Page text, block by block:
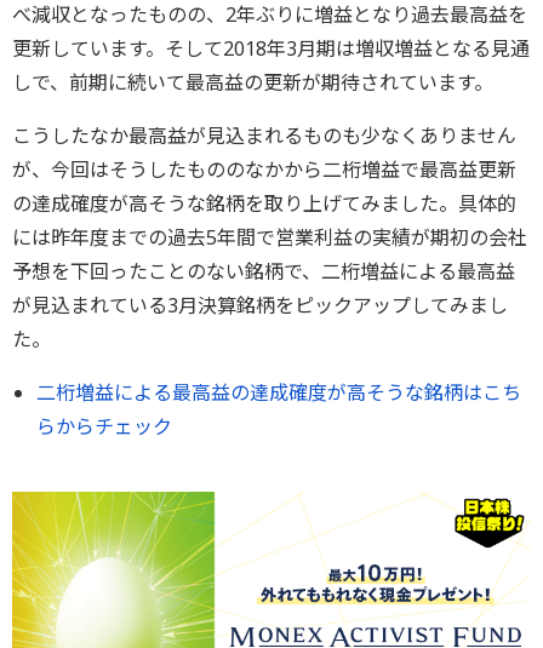
べ減収となったものの、2年ぶりに増益となり過去最高益を
更新しています。そして2018年3月期は増収増益となる見通
しで、前期に続いて最高益の更新が期待されています。
こうしたなか最高益が見込まれるものも少なくありません
が、今回はそうしたもののなかから二桁増益で最高益更新
の達成確度が高そうな銘柄を取り上げてみました。具体的
には昨年度までの過去5年間で営業利益の実績が期初の会社
予想を下回ったことのない銘柄で、二桁増益による最高益
が見込まれている3月決算銘柄をピックアップしてみまし
た。
二桁増益による最高益の達成確度が高そうな銘柄はこち
らからチェック